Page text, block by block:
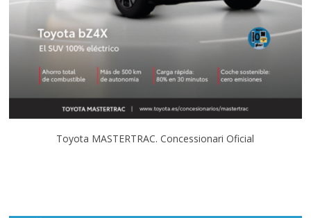
Toyota MASTERTRAC. Concessionari Oficial